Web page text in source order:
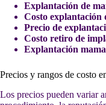
Explantación de
Costo explantación
Precio de
Costo retiro de
Explantación
Precios y rangos de costo
Los precios pueden variar